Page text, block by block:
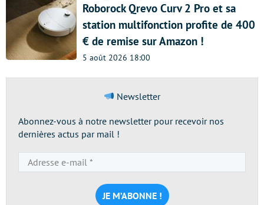
Roborock Qrevo Curv 2 Pro et sa
station multifonction profite de 400
€ de remise sur Amazon !
5 août 2026 18:00
Newsletter
Abonnez-vous à notre newsletter pour recevoir nos
dernières actus par mail !
e-
mail
*